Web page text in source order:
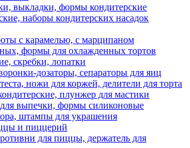
выкладки, формы кондитерские
наборы кондитерских насадок
с карамелью, с марципаном
формы для охлажденных тортов
скребки, лопатки
дозаторы, сепараторы для яиц
ножи для коржей, делители для торта
плунжер для мастики
выпечки, формы силиконовые
штампы для украшения
и пиццерий
для пиццы, держатель для